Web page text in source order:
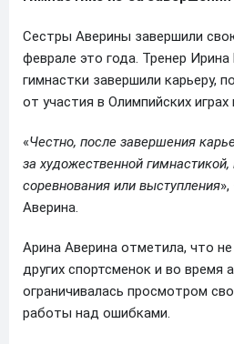
Сестры Аверины завершили
феврале это года. Тренер
гимнастки завершили карьеру,
от участия в Олимпийских
«Честно, после завершения
за художественной
соревнования или выступления
Аверина.
Арина Аверина отметила, что
других спортсменок и во время
ограничивалась просмотром
работы над ошибками.